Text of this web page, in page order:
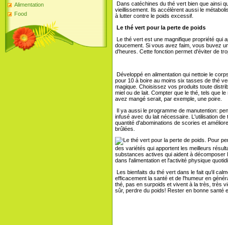
Alimentation
Food
Dans catéchines du thé vert bien que ainsi
vieillissement. Ils accélèrent aussi le
à lutter contre le poids excessif.
Le thé vert pour la perte de poids
Le thé vert est une magnifique propriété qui
doucement. Si vous avez faim, vous buvez
d'heures. Cette fonction permet d'éviter de
Développé en alimentation qui nettoie le
pour 10 à boire au moins six tasses de thé
magique. Choisissez vos produits toute
miel ou de lait. Compter que le thé, tels que
avez mangé serait, par exemple, une poire.
Il ya aussi le programme de manutention:
infusé avec du lait nécessaire. L'utilisation
quantité d'abominations de scories et
brûlées.
Pour
des variétés qui apportent les meilleurs
substances actives qui aident à décomposer
dans l'alimentation et l'activité physique
Les bienfaits du thé vert dans le fait qu'il
efficacement la santé et de l'humeur en
thé, pas en surpoids et vivent à la très, très
sûr, perdre du poids! Rester en bonne santé